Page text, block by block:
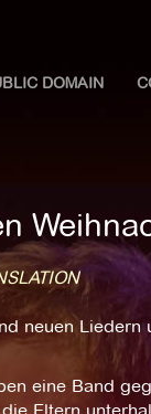
DOMAIN
neuen
eine Band